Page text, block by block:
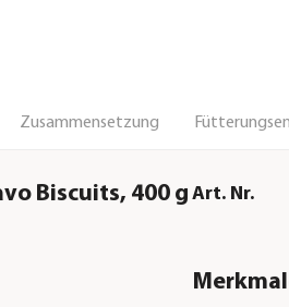
Zusammensetzung
Biscuits, 400 g Art. Nr.